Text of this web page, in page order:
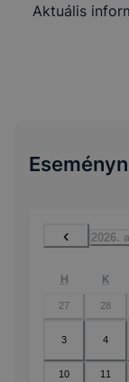
Aktuális
‹ 2026.
H K
27 28
3 4
10 11